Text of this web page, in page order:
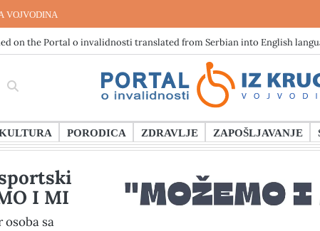
VOJVODINA
on the Portal o invalidnosti translated from Serbian into English
PORODICA ZDRAVLJE ZAPOŠLJAVANJE
I MI
osoba sa